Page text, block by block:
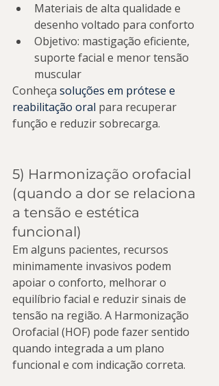
Materiais de alta qualidade e
desenho voltado para conforto
Objetivo: mastigação eficiente,
suporte facial e menor tensão
muscular
Conheça soluções em prótese e
reabilitação oral para recuperar
função e reduzir sobrecarga.
5) Harmonização orofacial
(quando a dor se relaciona
a tensão e estética
funcional)
Em alguns pacientes, recursos
minimamente invasivos podem
apoiar o conforto, melhorar o
equilíbrio facial e reduzir sinais de
tensão na região. A Harmonização
Orofacial (HOF) pode fazer sentido
quando integrada a um plano
funcional e com indicação correta.